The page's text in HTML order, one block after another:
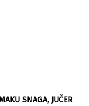
SNAGA, JUČER